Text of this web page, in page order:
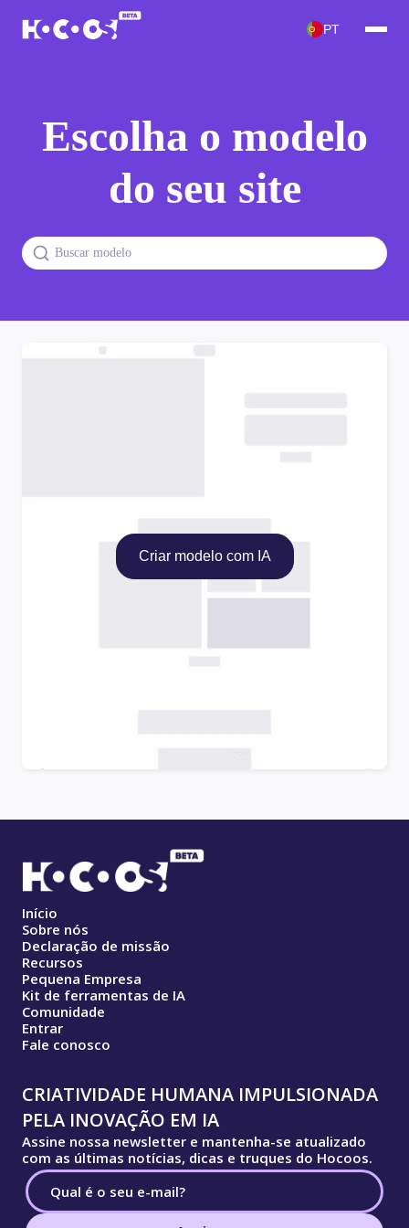
PT
Escolha o modelo
do seu site
Criar modelo com IA
Início
Sobre nós
Declaração de missão
Recursos
Pequena Empresa
Kit de ferramentas de IA
Comunidade
Entrar
Fale conosco
CRIATIVIDADE HUMANA IMPULSIONADA
PELA INOVAÇÃO EM IA
Assine nossa newsletter e mantenha-se atualizado
com as últimas notícias, dicas e truques do Hocoos.